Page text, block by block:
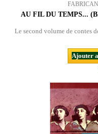
AU FIL DU TEMPS...
Le second volume de contes
Ajouter